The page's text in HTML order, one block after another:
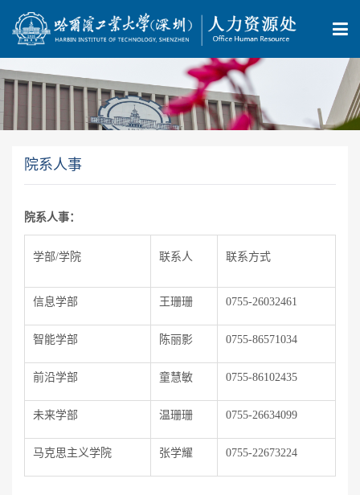
院系人事
院系人事：
学部/学院 联系人 联系方式
信息学部 王珊珊 0755-26032461
智能学部 陈丽影 0755-86571034
前沿学部 童慧敏 0755-86102435
未来学部 温珊珊 0755-26634099
马克思主义学院 张学耀 0755-22673224